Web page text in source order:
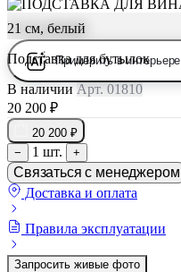
Примерить в интерьере
21 см, белый
Подставка для бутылок
В наличии Арт. 01810
20 200 ₽
20 200 ₽
−
1 шт. +
Связаться с менеджером
Доставка и оплата
Правила эксплуатации
Запросить живые фото